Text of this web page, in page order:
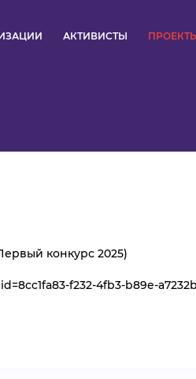
АКТИВИСТЫ
ПРОЕКТЫ
АНАЛИТИКА
конкурс 2025)
f232-4fb3-b89e-